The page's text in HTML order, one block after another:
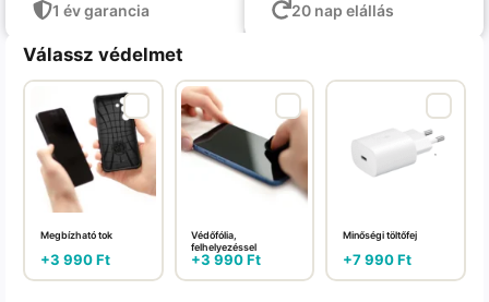
1 év garancia 20 nap elállás
Válassz védelmet
Megbízható tok
+3 990Ft
Védőfólia,
felhelyezéssel
+3 990Ft
Minőségi töltőfej
+7 990Ft